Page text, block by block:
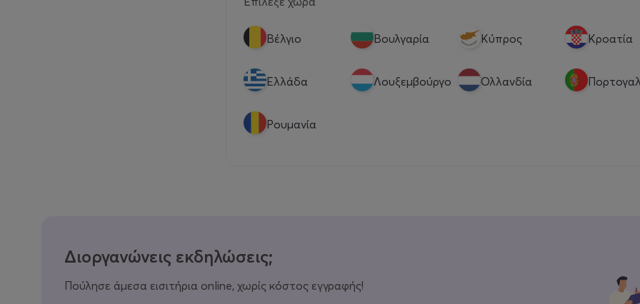
Βέλγιο Βουλγαρία Κύπρος Κροατία
Eλλάδα Λουξεμβούργο Ολλανδία
Ρουμανία
Διοργανώνεις εκδηλώσεις;
Πούλησε άμεσα εισιτήρια online, χωρίς κόστος εγγραφής!